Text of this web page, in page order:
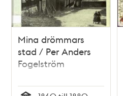
Mina drömmars
stad / Per Anders
Fogelström